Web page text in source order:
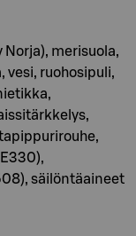
Norja), merisuola,
vesi, ruohosipuli,
säilöntäaineet